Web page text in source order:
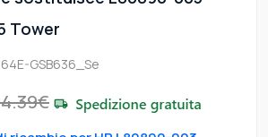
Tower
GSB636_Se